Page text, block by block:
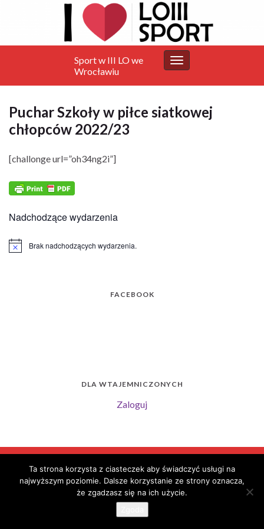
Przełącz
Sport w III LO we
Wrocławiu
Puchar Szkoły w piłce siatkowej
chłopców 2022/23
[challonge url=”oh34ng2i”]
Nadchodzące wydarzenia
Powiadomienie
Brak nadchodzących wydarzenia.
FACEBOOK
DLA WTAJEMNICZONYCH
Zaloguj
Strona stworzona przy pomocyMotywy Graphene.
Ta strona korzysta z ciasteczek aby świadczyć usługi na
najwyższym poziomie. Dalsze korzystanie ze strony oznacza,
że zgadzasz się na ich użycie.